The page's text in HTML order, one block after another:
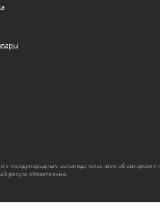
международным законодательством об авторском
ресурс обязательна.